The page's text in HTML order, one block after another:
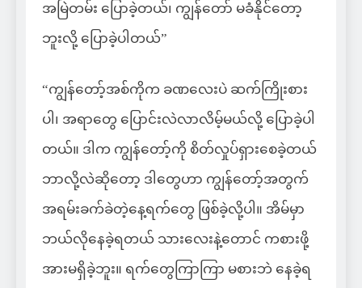
အမြဲတမ်း ပြောခဲ့တယ်၊ ကျွန်တော် မခံနိုင်တော့
ဘူးလို့ ပြောခဲ့ပါတယ်”
“ကျွန်တော့်အစ်ကိုက ခဏလေးပဲ ဆက်ကြိုးစား
ပါ၊ အရာတွေ ပြောင်းလဲလာလိမ့်မယ်လို့ ပြောခဲ့ပါ
တယ်။ ဒါက ကျွန်တော့်ကို စိတ်လှုပ်ရှားစေခဲ့တယ်
ဘာလို့လဲဆိုတော့ ဒါတွေဟာ ကျွန်တော့်အတွက်
အရမ်းခက်ခဲတဲ့နေ့ရက်တွေ ဖြစ်ခဲ့လို့ပါ။ အိမ်မှာ
ဘယ်လိုနေခဲ့ရတယ် သားလေးနဲ့တောင် ကစားဖို့
အားမရှိခဲ့ဘူး။ ရက်တွေကြာကြာ မစားဘဲ နေခဲ့ရ